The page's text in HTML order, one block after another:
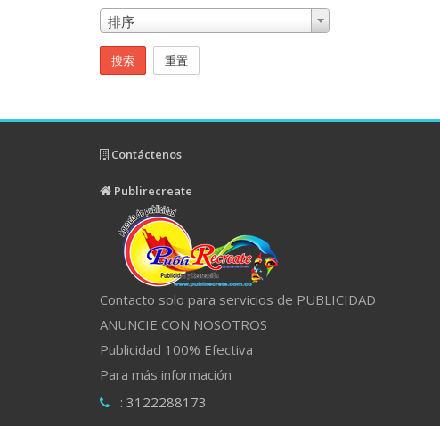
排序
搜索 重置
Contáctenos
Publirecreate
Contacto solo para servicios de PUBLICIDAD
ANUNCIE CON NOSOTROS
Publicidad 100% Efectiva
Para más información
: 3122288173